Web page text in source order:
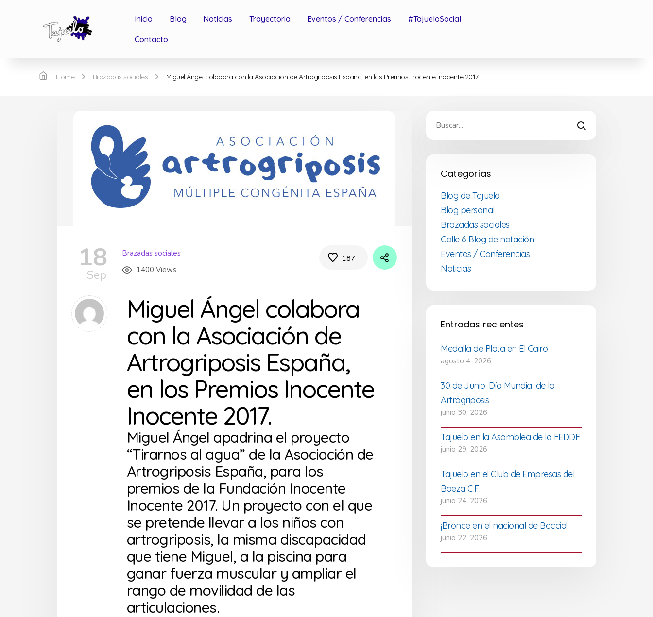
Inicio Blog Noticias Trayectoria Eventos / Conferencias #TajueloSocial
Contacto
Home Brazadas sociales Miguel Ángel colabora con la Asociación de Artrogriposis España, en los Premios Inocente Inocente 2017.
18
Sep
Brazadas sociales
1400 Views
187
Miguel Ángel colabora
con la Asociación de
Artrogriposis España,
en los Premios Inocente
Inocente 2017.
Miguel Ángel apadrina el proyecto
“Tirarnos al agua” de la Asociación de
Artrogriposis España, para los
premios de la Fundación Inocente
Inocente 2017. Un proyecto con el que
se pretende llevar a los niños con
artrogriposis, la misma discapacidad
que tiene Miguel, a la piscina para
ganar fuerza muscular y ampliar el
rango de movilidad de las
articulaciones.
Categorías
Blog de Tajuelo
Blog personal
Brazadas sociales
Calle 6 Blog de natación
Eventos / Conferencias
Noticias
Entradas recientes
Medalla de Plata en El Cairo
agosto 4, 2026
30 de Junio. Día Mundial de la
Artrogriposis.
junio 30, 2026
Tajuelo en la Asamblea de la FEDDF
junio 29, 2026
Tajuelo en el Club de Empresas del
Baeza C.F.
junio 24, 2026
¡Bronce en el nacional de Boccia!
junio 22, 2026